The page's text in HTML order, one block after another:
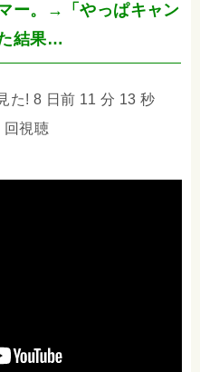
ー。→「やっぱキャン
結果…
た! 8 日前 11 分 13 秒
回視聴